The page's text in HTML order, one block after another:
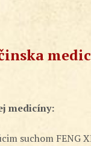
medicíny:
suchom FENG